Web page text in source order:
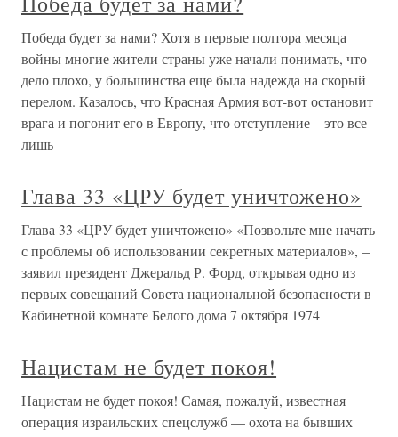
Победа будет за нами? Хотя в первые полтора месяца
войны многие жители страны уже начали понимать, что
дело плохо, у большинства еще была надежда на скорый
перелом. Казалось, что Красная Армия вот-вот остановит
врага и погонит его в Европу, что отступление – это все
лишь
Глава 33 «ЦРУ будет уничтожено»
Глава 33 «ЦРУ будет уничтожено» «Позвольте мне начать
с проблемы об использовании секретных материалов», –
заявил президент Джеральд Р. Форд, открывая одно из
первых совещаний Совета национальной безопасности в
Кабинетной комнате Белого дома 7 октября 1974
Нацистам не будет покоя!
Нацистам не будет покоя! Самая, пожалуй, известная
операция израильских спецслужб — охота на бывших